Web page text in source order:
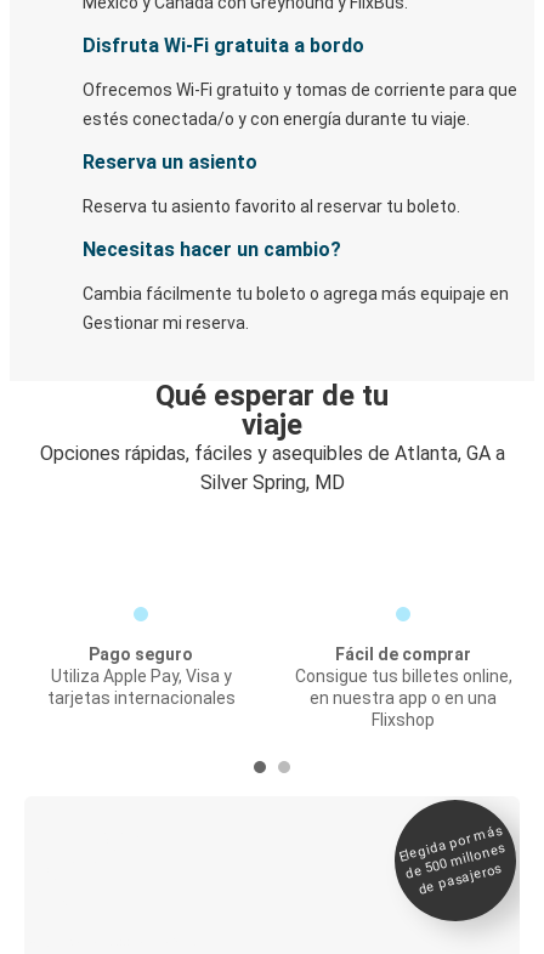
Disfruta Wi-Fi gratuita a bordo
Ofrecemos Wi-Fi gratuito y tomas de corriente para que
estés conectada/o y con energía durante tu viaje.
Reserva un asiento
Reserva tu asiento favorito al reservar tu boleto.
Necesitas hacer un cambio?
Cambia fácilmente tu boleto o agrega más equipaje en
Gestionar mi reserva.
Qué esperar de tu
viaje
Opciones rápidas, fáciles y asequibles de Atlanta, GA a
Silver Spring, MD
Pago seguro
Utiliza Apple Pay, Visa y
tarjetas internacionales
Fácil de comprar
Consigue tus billetes online,
en nuestra app o en una
Flixshop
Elegida por
más
de 500
millones
de pasajeros